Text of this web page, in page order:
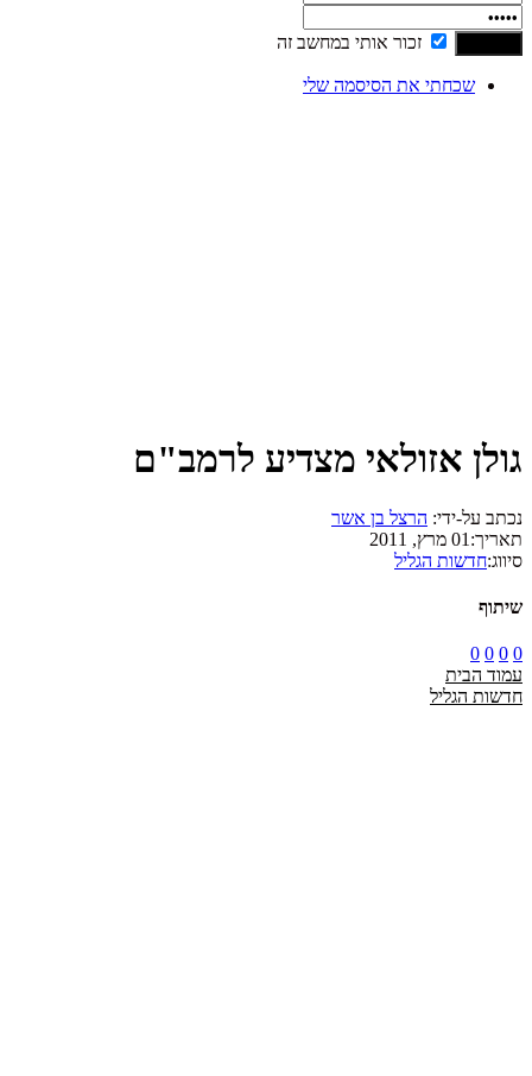
זכור אותי במחשב זה
שכחתי את הסיסמה שלי
גולן אזולאי מצדיע לרמב"ם
נכתב על-ידי: הרצל בן אשר
תאריך: 01 מרץ, 2011
סיווג:חדשות הגליל
שיתוף
0
0
0
0
עמוד הבית
חדשות הגליל